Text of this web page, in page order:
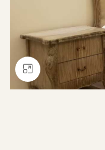
Büyütmek için